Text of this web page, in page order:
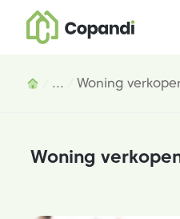
... Woning
Woning